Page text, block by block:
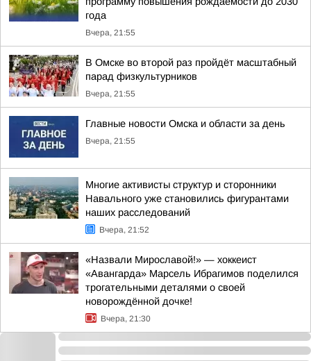
года
Вчера, 21:55
В Омске во второй раз пройдёт масштабный
парад физкультурников
Вчера, 21:55
Главные новости Омска и области за день
Вчера, 21:55
Многие активисты структур и сторонники
Навального уже становились фигурантами
наших расследований
Вчера, 21:52
«Назвали Мирославой!» — хоккеист
«Авангарда» Марсель Ибрагимов поделился
трогательными деталями о своей
новорождённой дочке!
Вчера, 21:30